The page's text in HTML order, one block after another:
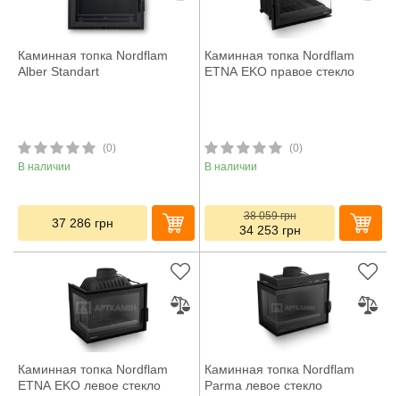
Каминная топка Nordflam
Alber Standart
(0)
В наличии
37 286 грн
Каминная топка Nordflam
ETNA EKO правое стекло
(0)
В наличии
38 059грн
34 253 грн
Каминная топка Nordflam
ETNA EKO левое стекло
Каминная топка Nordflam
Parma левое стекло